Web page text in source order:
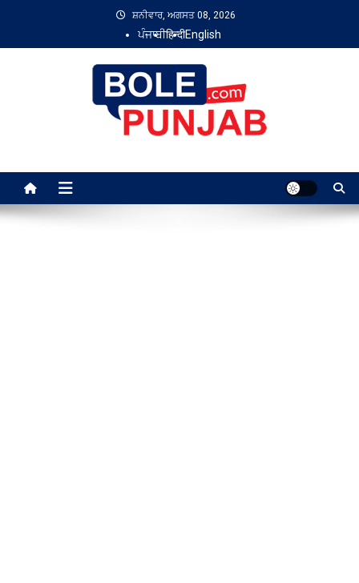
content
ਸ਼ਨੀਵਾਰ, ਅਗਸਤ 08, 2026
ਪੰਜਾਬੀहिन्दीEnglish